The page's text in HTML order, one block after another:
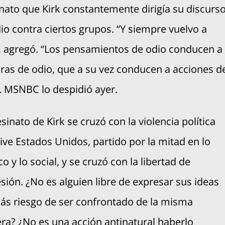
que Kirk constantemente dirigía su
contra ciertos grupos. “Y siempre vuelvo a
agregó. “Los pensamientos de odio conducen a
de odio, que a su vez conducen a acciones
MSNBC lo despidió ayer.
de Kirk se cruzó con la violencia política
Estados Unidos, partido por la mitad en lo
y lo social, y se cruzó con la libertad de
¿No es alguien libre de expresar sus ideas
riesgo de ser confrontado de la misma
¿No es una acción antinatural haberlo